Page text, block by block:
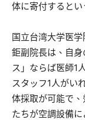
体に寄付するとい
国立台湾大学医
鉅副院長は、自
ス」ならば医師1
スタッフ1人がい
体採取が可能で
たちが空調設備